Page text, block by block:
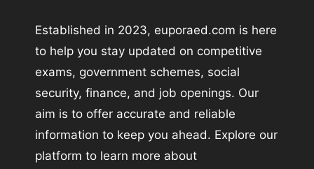
Established in 2023, euporaed.com is here
to help you stay updated on competitive
exams, government schemes, social
security, finance, and job openings. Our
aim is to offer accurate and reliable
information to keep you ahead. Explore our
platform to learn more about